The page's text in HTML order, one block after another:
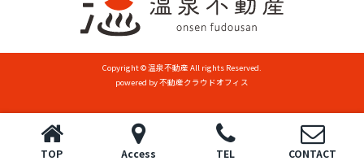
TOP Access TEL CONTACT
Copyright © 温泉不動産 All rights Reserved.
powered by 不動産クラウドオフィス